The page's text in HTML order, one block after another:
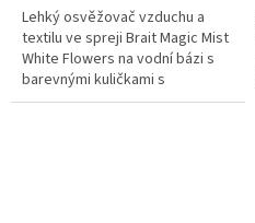
Lehký osvěžovač vzduchu a
textilu ve spreji Brait Magic Mist
White Flowers na vodní bázi s
barevnými kuličkami s
parfémem s vůní bílých květů a